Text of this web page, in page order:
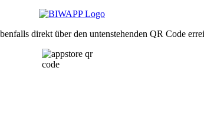
direkt über den untenstehenden QR Code